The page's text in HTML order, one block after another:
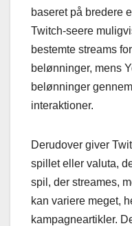
baseret på bredere
Twitch-seere
bestemte streams
belønninger, mens
belønninger
interaktioner.
Derudover giver
spillet eller valuta,
spil, der streames,
kan variere meget,
kampagneartikler.